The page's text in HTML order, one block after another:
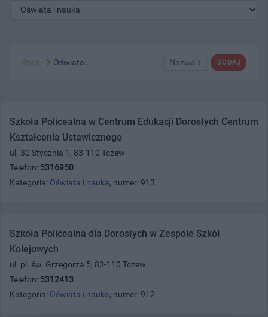
DODAJ
Nazwa ↓
Start Oświata...
Szkoła Policealna w Centrum Edukacji Dorosłych Centrum
Kształcenia Ustawicznego
ul. 30 Stycznia 1, 83-110 Tczew
Telefon: 5316950
Kategoria: Oświata i nauka, numer: 913
Szkoła Policealna dla Dorosłych w Zespole Szkół
Kolejowych
ul. pl. św. Grzegorza 5, 83-110 Tczew
Telefon: 5312413
Kategoria: Oświata i nauka, numer: 912